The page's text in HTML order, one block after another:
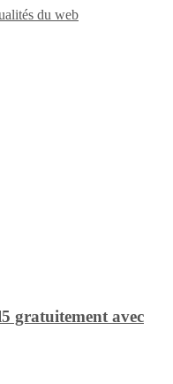
du web
gratuitement avec